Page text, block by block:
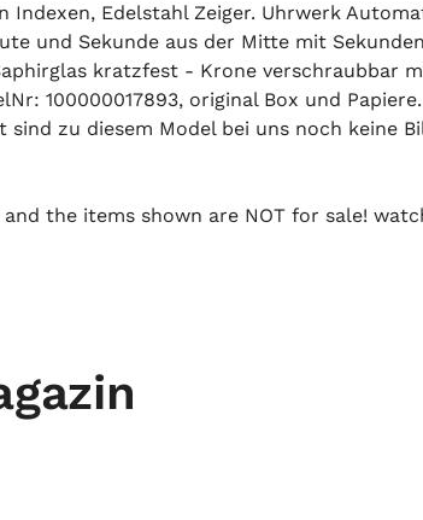
Edelstahl Zeiger. Uhrwerk
und Sekunde aus der Mitte mit
kratzfest - Krone verschraubbar
100000017893, original Box und
zu diesem Model bei uns noch keine
the items shown are NOT for sale!